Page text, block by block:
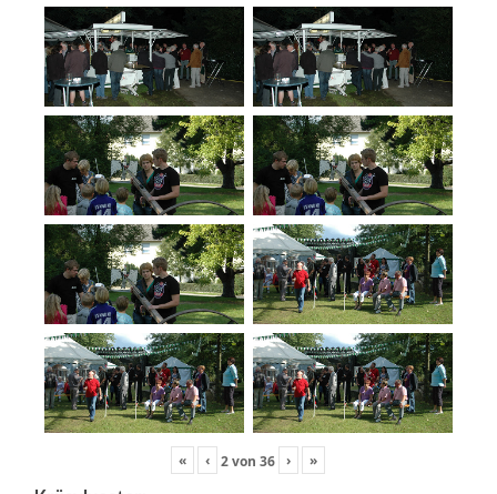
« ‹ 2von36 › »